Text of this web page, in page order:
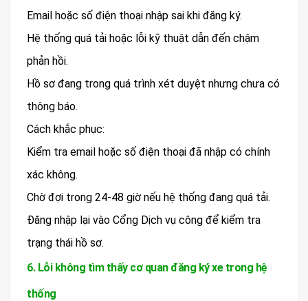
Email hoặc số điện thoại nhập sai khi đăng ký.
Hệ thống quá tải hoặc lỗi kỹ thuật dẫn đến chậm
phản hồi.
Hồ sơ đang trong quá trình xét duyệt nhưng chưa có
thông báo.
Cách khắc phục:
Kiểm tra email hoặc số điện thoại đã nhập có chính
xác không.
Chờ đợi trong 24-48 giờ nếu hệ thống đang quá tải.
Đăng nhập lại vào Cổng Dịch vụ công để kiểm tra
trạng thái hồ sơ.
6. Lỗi không tìm thấy cơ quan đăng ký xe trong hệ
thống